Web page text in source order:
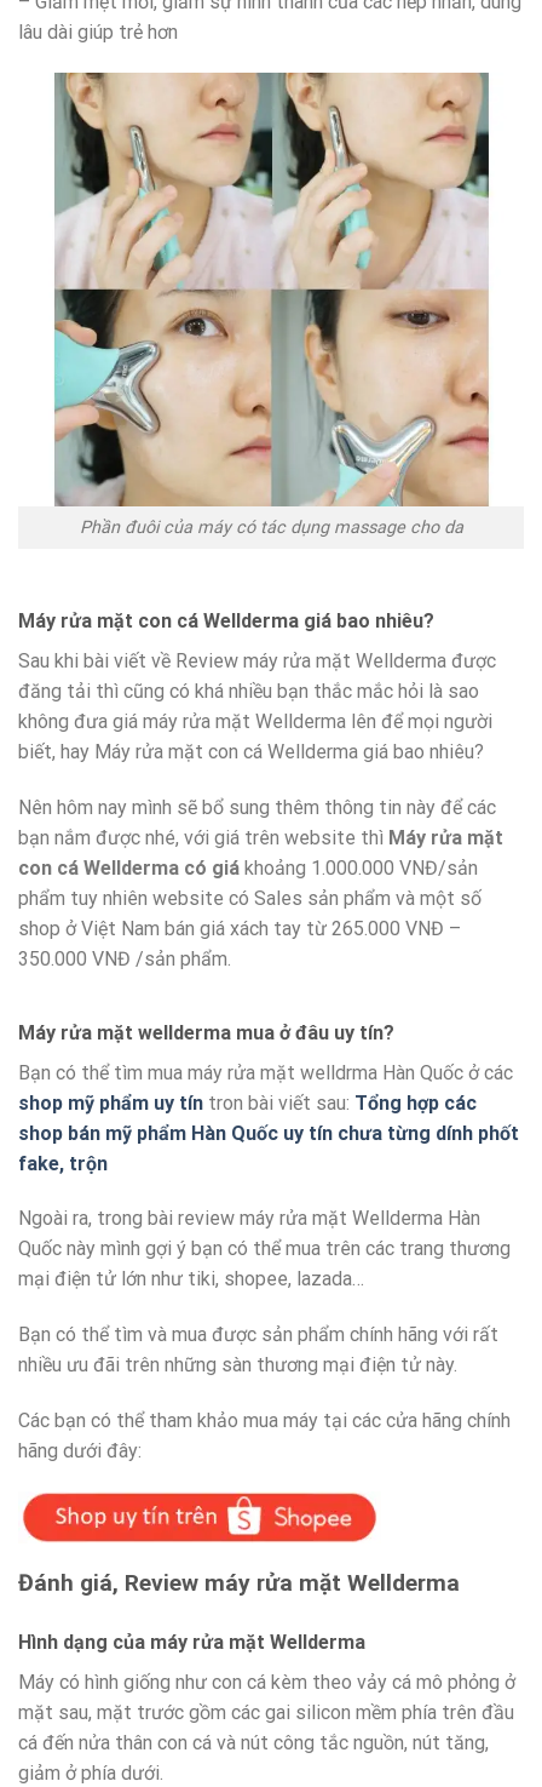
lâu dài giúp trẻ hơn
Phần đuôi của máy có tác dụng massage cho da
Máy rửa mặt con cá Wellderma giá bao nhiêu?
Sau khi bài viết về Review máy rửa mặt Wellderma được
đăng tải thì cũng có khá nhiều bạn thắc mắc hỏi là sao
không đưa giá máy rửa mặt Wellderma lên để mọi người
biết, hay Máy rửa mặt con cá Wellderma giá bao nhiêu?
Nên hôm nay mình sẽ bổ sung thêm thông tin này để các
bạn nắm được nhé, với giá trên website thì Máy rửa mặt
con cá Wellderma có giá khoảng 1.000.000 VNĐ/sản
phẩm tuy nhiên website có Sales sản phẩm và một số
shop ở Việt Nam bán giá xách tay từ 265.000 VNĐ –
350.000 VNĐ /sản phẩm.
Máy rửa mặt wellderma mua ở đâu uy tín?
Bạn có thể tìm mua máy rửa mặt welldrma Hàn Quốc ở các
shop mỹ phẩm uy tín tron bài viết sau: Tổng hợp các
shop bán mỹ phẩm Hàn Quốc uy tín chưa từng dính phốt
fake, trộn
Ngoài ra, trong bài review máy rửa mặt Wellderma Hàn
Quốc này mình gợi ý bạn có thể mua trên các trang thương
mại điện tử lớn như tiki, shopee, lazada…
Bạn có thể tìm và mua được sản phẩm chính hãng với rất
nhiều ưu đãi trên những sàn thương mại điện tử này.
Các bạn có thể tham khảo mua máy tại các cửa hãng chính
hãng dưới đây:
Đánh giá, Review máy rửa mặt Wellderma
Hình dạng của máy rửa mặt Wellderma
Máy có hình giống như con cá kèm theo vảy cá mô phỏng ở
mặt sau, mặt trước gồm các gai silicon mềm phía trên đầu
cá đến nửa thân con cá và nút công tắc nguồn, nút tăng,
giảm ở phía dưới.